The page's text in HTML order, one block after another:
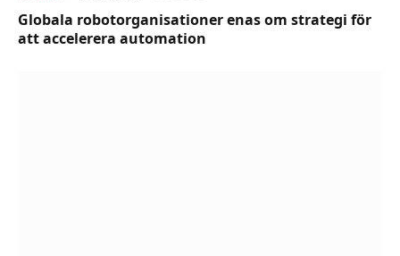
Globala robotorganisationer enas om strategi för
att accelerera automation